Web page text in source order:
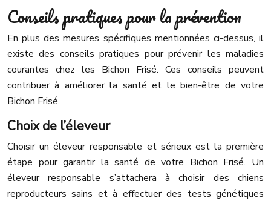
Conseils pratiques pour la prévention
En plus des mesures spécifiques mentionnées ci-dessus, il
existe des conseils pratiques pour prévenir les maladies
courantes chez les Bichon Frisé. Ces conseils peuvent
contribuer à améliorer la santé et le bien-être de votre
Bichon Frisé.
Choix de l’éleveur
Choisir un éleveur responsable et sérieux est la première
étape pour garantir la santé de votre Bichon Frisé. Un
éleveur responsable s’attachera à choisir des chiens
reproducteurs sains et à effectuer des tests génétiques